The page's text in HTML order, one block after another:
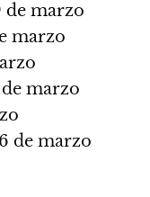
de marzo
marzo
de marzo
de marzo